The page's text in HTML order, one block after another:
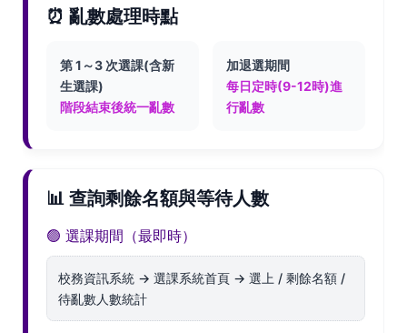
⏰ 亂數處理時點
第 1～3 次選課(含新
生選課)
階段結束後統一亂數
加退選期間
每日定時(9-12時)進
行亂數
📊 查詢剩餘名額與等待人數
🟢 選課期間（最即時）
校務資訊系統 → 選課系統首頁 → 選上 / 剩餘名額 /
待亂數人數統計